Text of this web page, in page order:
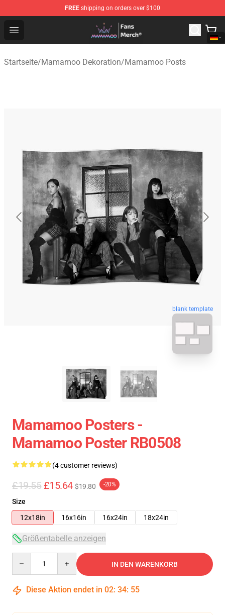
FREE shipping on orders over $100
Open menu
Mamamoo Store - Official Mamamoo Merchandise Shop
Startseite/Mamamoo Dekoration/Mamamoo Posts
blank template
Mamamoo Posters -
Mamamoo Poster RB0508
(4 customer reviews)
£19.55 £15.64 $19.80 -20%
Size
12x18in
16x16in 16x24in 18x24in
Größentabelle anzeigen
IN DEN WARENKORB
Diese Aktion endet in 02: 34: 54